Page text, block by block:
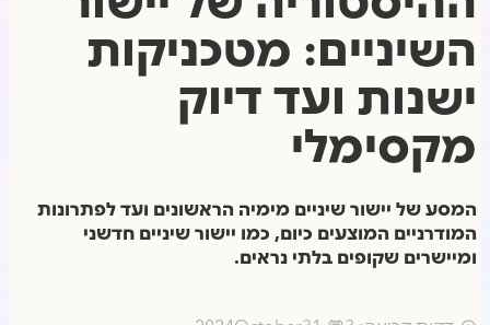
השיניים: מטכניקות
ישנות ועד דיוק
מקסימלי
המסע של יישור שיניים מימיה הראשונים ועד לפתרונות
המודרניים המוצעים כיום, כמו יישור שיניים חדשני
ומיישרים שקופים בלתי נראים.